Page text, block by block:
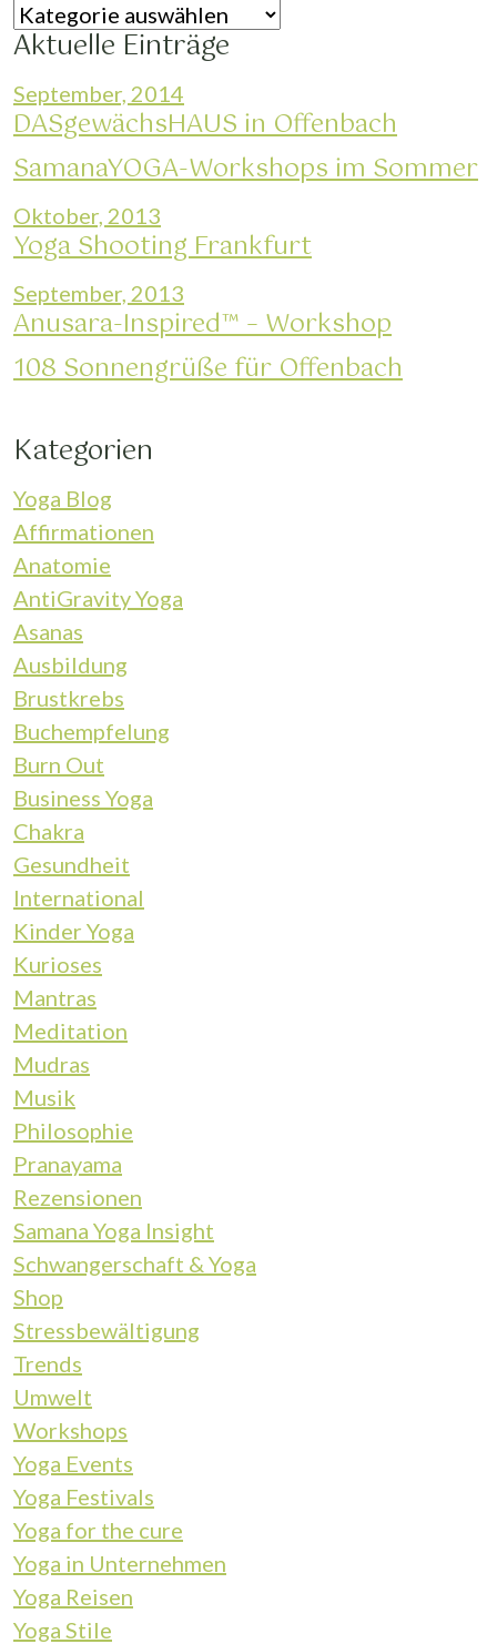
Kategorien
Aktuelle Einträge
September, 2014
DASgewächsHAUS in Offenbach
SamanaYOGA-Workshops im Sommer
Oktober, 2013
Yoga Shooting Frankfurt
September, 2013
Anusara-Inspired™ – Workshop
108 Sonnengrüße für Offenbach
Kategorien
Yoga Blog
Affirmationen
Anatomie
AntiGravity Yoga
Asanas
Ausbildung
Brustkrebs
Buchempfelung
Burn Out
Business Yoga
Chakra
Gesundheit
International
Kinder Yoga
Kurioses
Mantras
Meditation
Mudras
Musik
Philosophie
Pranayama
Rezensionen
Samana Yoga Insight
Schwangerschaft & Yoga
Shop
Stressbewältigung
Trends
Umwelt
Workshops
Yoga Events
Yoga Festivals
Yoga for the cure
Yoga in Unternehmen
Yoga Reisen
Yoga Stile